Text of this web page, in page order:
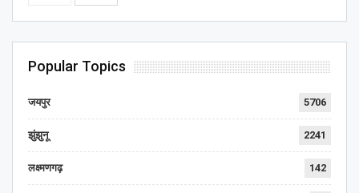
Popular Topics
जयपुर 5706
झुंझुनू 2241
लक्ष्मणगढ़ 142